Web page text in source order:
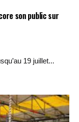
son public sur
19 juillet...